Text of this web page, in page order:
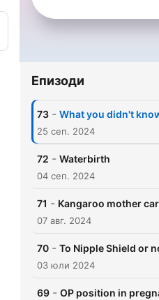
Епизоди
73 - What you didn't
25 сеп. 2024
72 - Waterbirth
04 сеп. 2024
71 - Kangaroo mother
07 авг. 2024
70 - To Nipple Shield or
03 юли 2024
69 - OP position in